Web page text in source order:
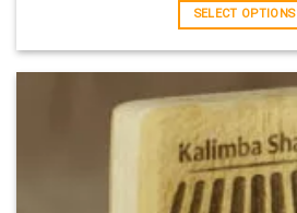
SELECT OPTIONS
دارای
انواع
مختلفی
می
باشد.
گزینه